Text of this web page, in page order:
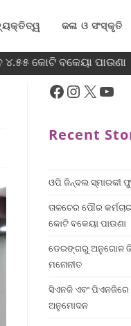
କଳା ଓ ସଂସ୍କୃତି
କୋଟି ବକେୟା ପାଉଣା
Recent
ଓପି ଜିନ୍ଦଲ ସ୍ମାରକୀ
ତାଳଚେର ପୌର
କୋଟି ବକେୟା ପାଉଣା
ଡେରଙ୍ଗରୁ ଅନୁଗୋଳ
ମନୋନୀତ
ସିଏନଜି ଏବଂ
ଅନୁମୋଦନ